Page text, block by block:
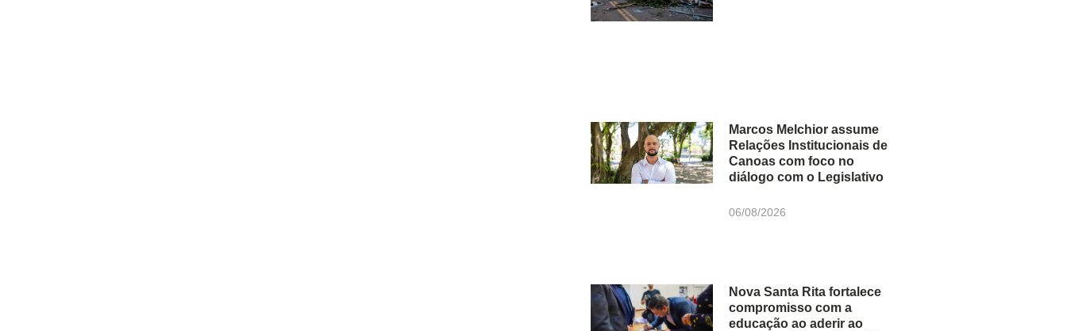
Marcos Melchior assume
Relações Institucionais de
Canoas com foco no
diálogo com o Legislativo
06/08/2026
Nova Santa Rita fortalece
compromisso com a
educação ao aderir ao